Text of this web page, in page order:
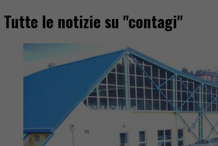
Tutte le notizie su "contagi"